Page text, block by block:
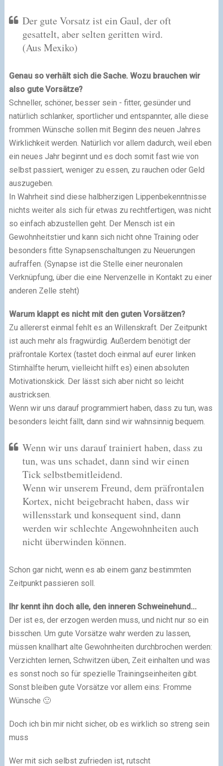
Der gute Vorsatz ist ein Gaul, der oft
gesattelt, aber selten geritten wird.
(Aus Mexiko)
Genau so verhält sich die Sache. Wozu brauchen wir
also gute Vorsätze?
Schneller, schöner, besser sein - fitter, gesünder und
natürlich schlanker, sportlicher und entspannter, alle diese
frommen Wünsche sollen mit Beginn des neuen Jahres
Wirklichkeit werden. Natürlich vor allem dadurch, weil eben
ein neues Jahr beginnt und es doch somit fast wie von
selbst passiert, weniger zu essen, zu rauchen oder Geld
auszugeben.
In Wahrheit sind diese halbherzigen Lippenbekenntnisse
nichts weiter als sich für etwas zu rechtfertigen, was nicht
so einfach abzustellen geht. Der Mensch ist ein
Gewohnheitstier und kann sich nicht ohne Training oder
besonders fitte Synapsenschaltungen zu Neuerungen
aufraffen. (Synapse ist die Stelle einer neuronalen
Verknüpfung, über die eine Nervenzelle in Kontakt zu einer
anderen Zelle steht)
Warum klappt es nicht mit den guten Vorsätzen?
Zu allererst einmal fehlt es an Willenskraft. Der Zeitpunkt
ist auch mehr als fragwürdig. Außerdem benötigt der
präfrontale Kortex (tastet doch einmal auf eurer linken
Stirnhälfte herum, vielleicht hilft es) einen absoluten
Motivationskick. Der lässt sich aber nicht so leicht
austricksen.
Wenn wir uns darauf programmiert haben, dass zu tun, was
besonders leicht fällt, dann sind wir wahnsinnig bequem.
Wenn wir uns darauf trainiert haben, dass zu
tun, was uns schadet, dann sind wir einen
Tick selbstbemitleidend.
Wenn wir unserem Freund, dem präfrontalen
Kortex, nicht beigebracht haben, dass wir
willensstark und konsequent sind, dann
werden wir schlechte Angewohnheiten auch
nicht überwinden können.
Schon gar nicht, wenn es ab einem ganz bestimmten
Zeitpunkt passieren soll.
Ihr kennt ihn doch alle, den inneren Schweinehund...
Der ist es, der erzogen werden muss, und nicht nur so ein
bisschen. Um gute Vorsätze wahr werden zu lassen,
müssen knallhart alte Gewohnheiten durchbrochen werden:
Verzichten lernen, Schwitzen üben, Zeit einhalten und was
es sonst noch so für spezielle Trainingseinheiten gibt.
Sonst bleiben gute Vorsätze vor allem eins: Fromme
Wünsche 🙂
Doch ich bin mir nicht sicher, ob es wirklich so streng sein
muss
Wer mit sich selbst zufrieden ist, rutscht